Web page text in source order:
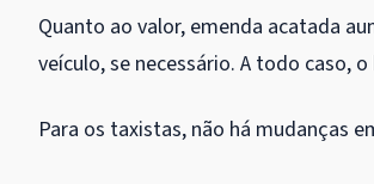
Quanto ao valor, emenda acatada
veículo, se necessário. A todo caso,
Para os taxistas, não há mudanças